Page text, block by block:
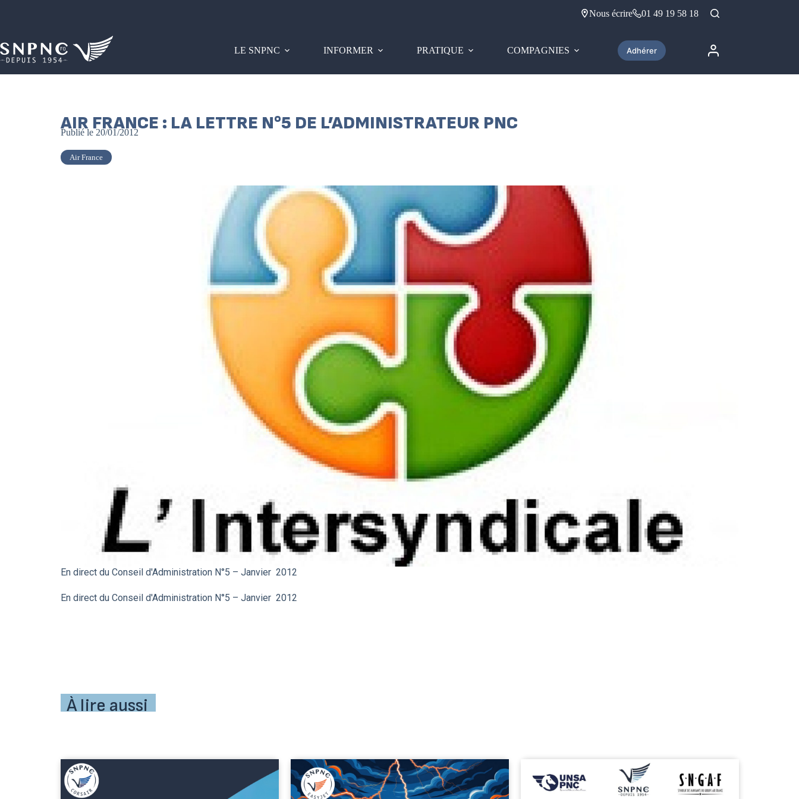
Nous écrire 01 49 19 58 18
LE SNPNC INFORMER PRATIQUE COMPAGNIES Adhérer
AIR FRANCE : LA LETTRE N°5 DE L’ADMINISTRATEUR PNC
Publié le 20/01/2012
Air France
En direct du Conseil d'Administration N°5 – Janvier 2012
En direct du Conseil d'Administration N°5 – Janvier 2012
À lire aussi